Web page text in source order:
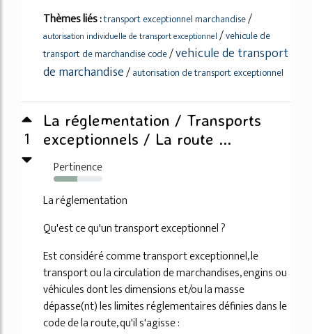
Thèmes liés :transport exceptionnel marchandise/
autorisation individuelle de transport exceptionnel /vehicule de
transport de marchandise code/vehicule de transport
de marchandise/autorisation de transport exceptionnel
1
La réglementation / Transports
exceptionnels / La route ...
Pertinence
48%
La réglementation
Qu'est ce qu'un transport exceptionnel ?
Est considéré comme transport exceptionnel, le
transport ou la circulation de marchandises, engins ou
véhicules dont les dimensions et/ou la masse
dépasse(nt) les limites réglementaires définies dans le
code de la route, qu'il s'agisse :